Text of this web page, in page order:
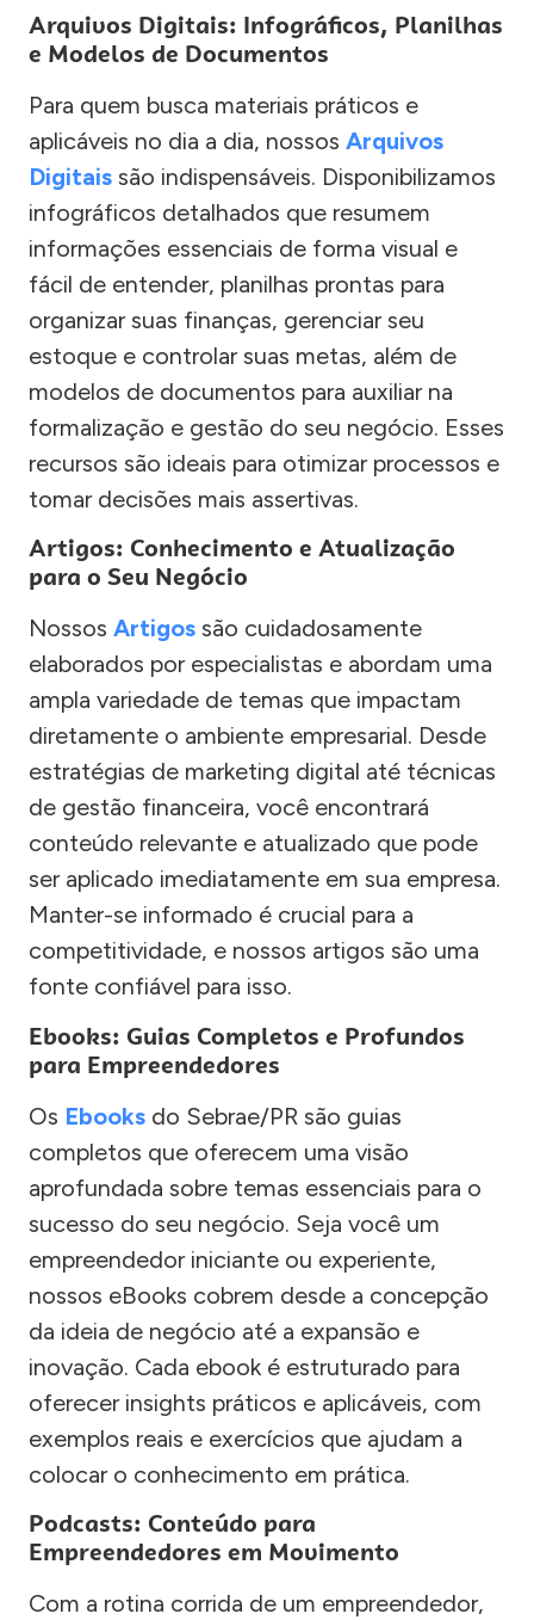
Arquivos Digitais: Infográficos, Planilhas
e Modelos de Documentos
Para quem busca materiais práticos e
aplicáveis no dia a dia, nossos Arquivos
Digitais são indispensáveis. Disponibilizamos
infográficos detalhados que resumem
informações essenciais de forma visual e
fácil de entender, planilhas prontas para
organizar suas finanças, gerenciar seu
estoque e controlar suas metas, além de
modelos de documentos para auxiliar na
formalização e gestão do seu negócio. Esses
recursos são ideais para otimizar processos e
tomar decisões mais assertivas.
Artigos: Conhecimento e Atualização
para o Seu Negócio
Nossos Artigos são cuidadosamente
elaborados por especialistas e abordam uma
ampla variedade de temas que impactam
diretamente o ambiente empresarial. Desde
estratégias de marketing digital até técnicas
de gestão financeira, você encontrará
conteúdo relevante e atualizado que pode
ser aplicado imediatamente em sua empresa.
Manter-se informado é crucial para a
competitividade, e nossos artigos são uma
fonte confiável para isso.
Ebooks: Guias Completos e Profundos
para Empreendedores
Os Ebooks do Sebrae/PR são guias
completos que oferecem uma visão
aprofundada sobre temas essenciais para o
sucesso do seu negócio. Seja você um
empreendedor iniciante ou experiente,
nossos eBooks cobrem desde a concepção
da ideia de negócio até a expansão e
inovação. Cada ebook é estruturado para
oferecer insights práticos e aplicáveis, com
exemplos reais e exercícios que ajudam a
colocar o conhecimento em prática.
Podcasts: Conteúdo para
Empreendedores em Movimento
Com a rotina corrida de um empreendedor,